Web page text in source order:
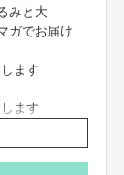
ます。到着日から
経過しますと返品
合によるキャンセ
みと大
ガでお届け
ます
ます
際は写真と